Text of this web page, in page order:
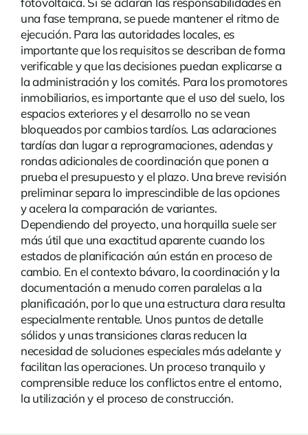
una fase temprana, se puede mantener el ritmo de
ejecución. Para las autoridades locales, es
importante que los requisitos se describan de forma
verificable y que las decisiones puedan explicarse a
la administración y los comités. Para los promotores
inmobiliarios, es importante que el uso del suelo, los
espacios exteriores y el desarrollo no se vean
bloqueados por cambios tardíos. Las aclaraciones
tardías dan lugar a reprogramaciones, adendas y
rondas adicionales de coordinación que ponen a
prueba el presupuesto y el plazo. Una breve revisión
preliminar separa lo imprescindible de las opciones
y acelera la comparación de variantes.
Dependiendo del proyecto, una horquilla suele ser
más útil que una exactitud aparente cuando los
estados de planificación aún están en proceso de
cambio. En el contexto bávaro, la coordinación y la
documentación a menudo corren paralelas a la
planificación, por lo que una estructura clara resulta
especialmente rentable. Unos puntos de detalle
sólidos y unas transiciones claras reducen la
necesidad de soluciones especiales más adelante y
facilitan las operaciones. Un proceso tranquilo y
comprensible reduce los conflictos entre el entorno,
la utilización y el proceso de construcción.